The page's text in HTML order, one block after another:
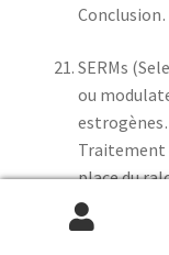
SERMs
ou
Traitement
place du
Effet du
osseuse
Recherche
Recherche